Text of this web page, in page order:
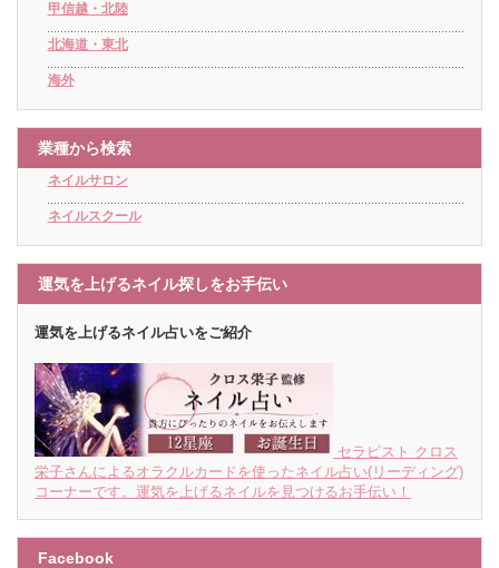
甲信越・北陸
北海道・東北
海外
業種から検索
ネイルサロン
ネイルスクール
運気を上げるネイル探しをお手伝い
運気を上げるネイル占いをご紹介
セラピスト クロス
栄子さんによるオラクルカードを使ったネイル占い(リーディング)
コーナーです。運気を上げるネイルを見つけるお手伝い！
Facebook